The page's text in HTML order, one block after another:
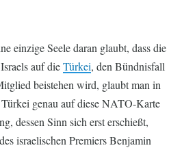
einzige Seele daran glaubt, dass die
auf dieTürkei, den Bündnisfall
beistehen wird, glaubt man in
genau auf diese NATO-Karte
dessen Sinn sich erst erschießt,
israelischen Premiers Benjamin